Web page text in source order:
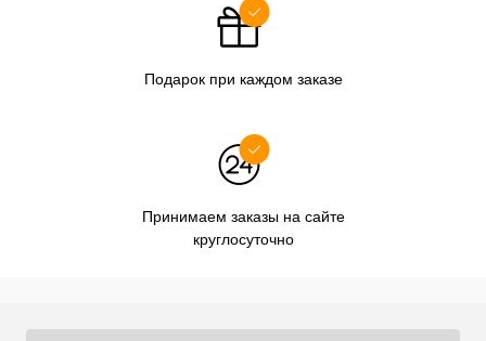
Подарок при каждом заказе
Принимаем заказы на сайте
круглосуточно